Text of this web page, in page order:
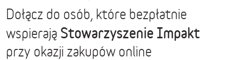
Dołącz do osób, które bezpłatnie
wspierają Stowarzyszenie Impakt
przy okazji zakupów online